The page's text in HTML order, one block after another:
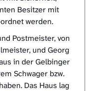
Besitzer mit
werden.
Postmeister, von
und Georg
in der Gelbinger
Schwager bzw.
Das Haus lag